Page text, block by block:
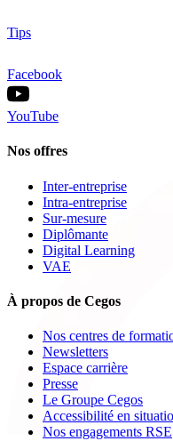
Tips
Facebook
YouTube
Nos offres
Inter-entreprise
Intra-entreprise
Sur-mesure
Diplômante
Digital Learning
VAE
À propos de Cegos
Nos centres de
Newsletters
Espace carrière
Presse
Le Groupe Cegos
Accessibilité en
Nos engagements RSE